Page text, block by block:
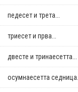
педесет и трета...
триесет и прва...
двестe и тринаесетта...
осумнaесетта седница...